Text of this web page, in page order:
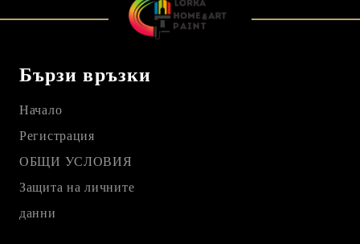
Бързи връзки
Начало
Регистрация
ОБЩИ УСЛОВИЯ
Защита на личните
данни